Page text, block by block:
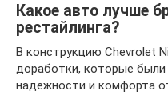
Какое авто лучше
рестайлинга?
В конструкцию Chevrolet
доработки, которые
надежности и комфорта